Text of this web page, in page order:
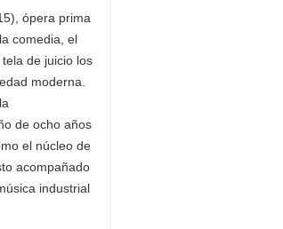
ópera prima
comedia, el
de juicio los
moderna.
de ocho años
el núcleo de
acompañado
industrial